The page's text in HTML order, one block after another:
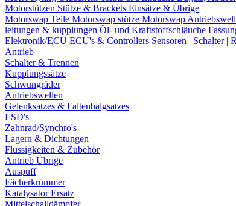
Motorstützen Stütze & Brackets Einsätze & Übrige
Motorswap Teile Motorswap stütze Motorswap
leitungen & kupplungen Öl- und Kraftstoffschläuche
Elektronik/ECU ECU's & Controllers Sensoren | Schalter |
Antrieb
Schalter & Trennen
Kupplungssätze
Schwungräder
Antriebswellen
Gelenksatzes & Faltenbalgsatzes
LSD's
Zahnrad/Synchro's
Lagern & Dichtungen
Flüssigkeiten & Zubehör
Antrieb Übrige
Auspuff
Fächerkrümmer
Katalysator Ersatz
Mittelschalldämpfer